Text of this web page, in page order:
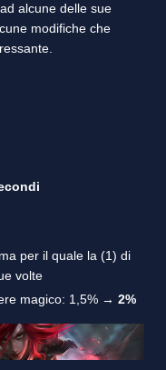
alcune delle sue
modifiche che
per il quale la (1) di
volte
magico: 1,5% → 2%